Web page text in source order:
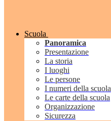
Scuola
Panoramica
Presentazione
La storia
I luoghi
Le persone
I numeri della scuola
Le carte della scuola
Organizzazione
Sicurezza